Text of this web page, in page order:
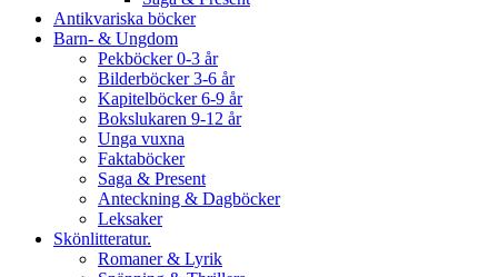
Antikvariska böcker
Barn- & Ungdom
Pekböcker 0-3 år
Bilderböcker 3-6 år
Kapitelböcker 6-9 år
Bokslukaren 9-12 år
Unga vuxna
Faktaböcker
Saga & Present
Anteckning & Dagböcker
Leksaker
Skönlitteratur.
Romaner & Lyrik